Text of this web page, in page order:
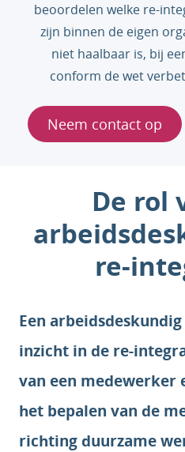
beoordelen welke re-
zijn binnen de eigen
niet haalbaar is, bij
conform de wet
Neem contact op
De rol
re-
Een
inzicht in de re-
van een medewerker
het bepalen van de
richting duurzame